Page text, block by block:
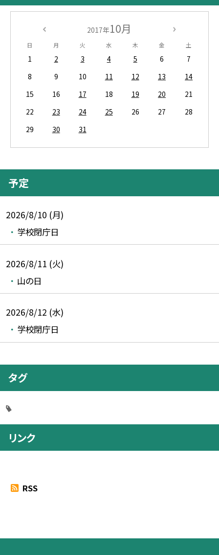
2017年10月
日 月 火 水 木 金 土
1 2 3 4 5 6
7
8
9 10 11 12 13
14
15
16 17 18 19 20
21
22
23 24 25 26 27
28
29
30 31
予定
2026/8/10 (月)
学校閉庁日
2026/8/11 (火)
山の日
2026/8/12 (水)
学校閉庁日
タグ
リンク
RSS